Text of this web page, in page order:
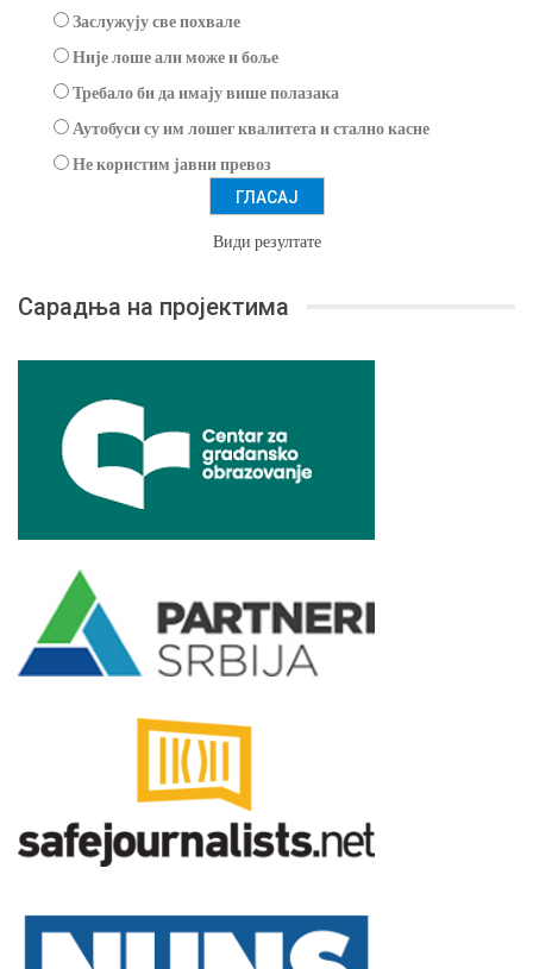
Заслужују све похвале
Није лоше али може и боље
Требало би да имају више полазака
Аутобуси су им лошег квалитета и стално касне
Не користим јавни превоз
Види резултате
Сарадња на пројектима